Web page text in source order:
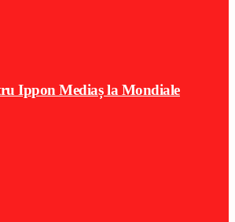
Ippon Mediaș la Mondiale